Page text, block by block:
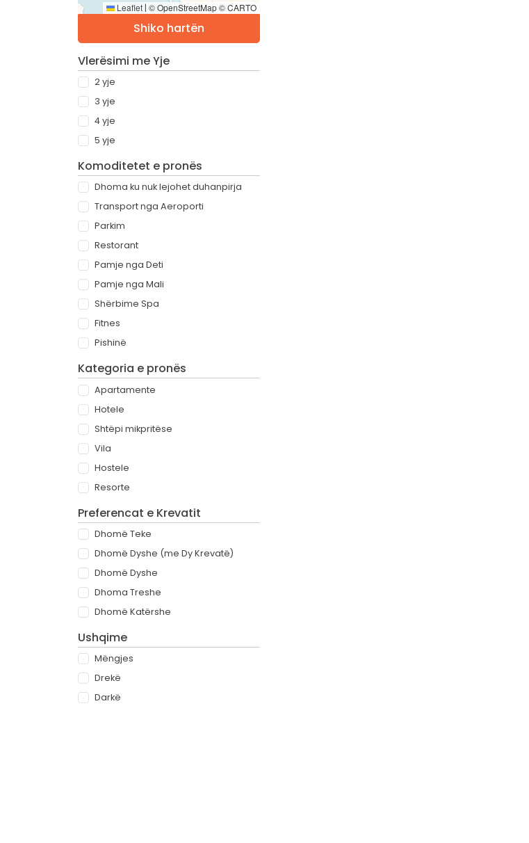
Leaflet | © OpenStreetMap © CARTO
Shiko hartën
Vlerësimi me Yje
2 yje
3 yje
4 yje
5 yje
Komoditetet e pronës
Dhoma ku nuk lejohet duhanpirja
Transport nga Aeroporti
Parkim
Restorant
Pamje nga Deti
Pamje nga Mali
Shërbime Spa
Fitnes
Pishinë
Kategoria e pronës
Apartamente
Hotele
Shtëpi mikpritëse
Vila
Hostele
Resorte
Preferencat e Krevatit
Dhomë Teke
Dhomë Dyshe (me Dy Krevatë)
Dhomë Dyshe
Dhoma Treshe
Dhomë Katërshe
Ushqime
Mëngjes
Drekë
Darkë